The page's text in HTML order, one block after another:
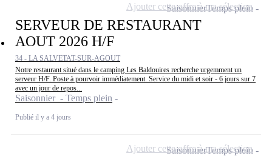
SERVEUR DE RESTAURANT
AOUT 2026 H/F
34 - LA SALVETAT-SUR-AGOUT
Notre restaurant situé dans le camping Les Baldouires recherche urgemment un
serveur H/F. Poste à pourvoir immédiatement. Service du midi et soir - 6 jours sur 7
avec un jour de repos...
Saisonnier - Temps plein
Publié il y a 4 jours
SaisonnierTemps plein
Ajouter cette offre à ma sélection
SaisonnierTemps plein
Ajouter cette offre à ma sélection